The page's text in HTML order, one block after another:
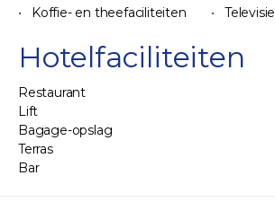
Koffie- en theefaciliteiten
Televisie
Hotelfaciliteiten
Restaurant
Lift
Bagage-opslag
Terras
Bar